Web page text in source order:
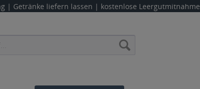
| Getränke liefern lassen | kostenlose Leergutmitnahme